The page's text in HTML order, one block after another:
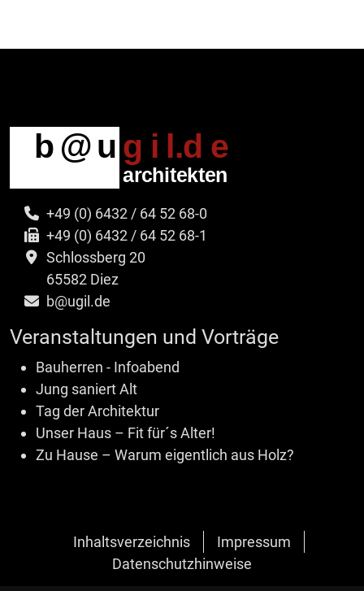
+49 (0) 6432 / 64 52 68-0
+49 (0) 6432 / 64 52 68-1
Schlossberg 20
65582 Diez
b@ugil.de
Veranstaltungen und Vorträge
Bauherren - Infoabend
Jung saniert Alt
Tag der Architektur
Unser Haus – Fit für´s Alter!
Zu Hause – Warum eigentlich aus Holz?
Inhaltsverzeichnis
Impressum
Datenschutzhinweise